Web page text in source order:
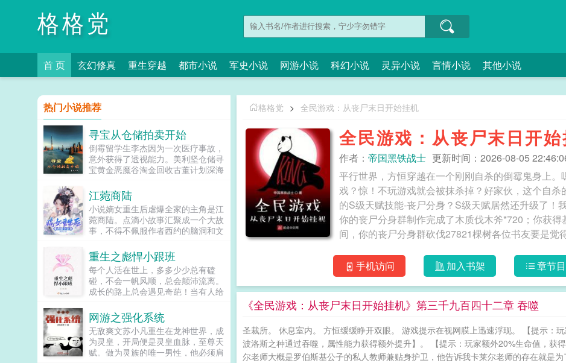
格格党
首 页 玄幻修真 重生穿越 都市小说 军史小说 网游小说 科幻小说 灵异小说 言情小说 其他小说
格格党 > 全民游戏：从丧尸末日开始挂机
全民游戏：从丧尸末日开
作者： 帝国黑铁战士 更新时间：2026-08-05
平行世界，方恒穿越在一个刚刚自杀的倒霉鬼身上
戏？惊！不玩游戏就会被抹杀掉？好家伙，这个自
的S级天赋技能-丧尸分身？S级天赋居然还升级了！
你的丧尸分身群制作完成了木质伐木斧*720；你获
间，你的丧尸分身群砍伐27821棵树各位书友要是
手机访问
加入书架 章节
《全民游戏：从丧尸末日开始挂机》第三千九百四十二章 吞噬
圣裁所。 休息室内。 方恒缓缓睁开双眼。 游戏提示在视网膜上迅速浮现。 【提示：
波洛斯之种通过吞噬，属性能力获得额外提升】。 【提示：玩家额外20%生命值，获
尔老师大概是罗伯斯基公子的私人教师兼贴身护卫，他告诉我卡莱尔老师的存在就
热门小说推荐
寻宝从仓储拍卖开始
倒霉留学生李杰因为一次医疗事故，
意外获得了透视能力。美利坚仓储寻
宝黄金恶魔谷淘金回收古董计划深海
长发家史各位书友要是觉得寻宝从仓
储拍卖开始还不错的话请不要忘记向
您QQ群和微博里的朋友推荐哦！...
江菀商陆
小说嫡女重生后虐爆全家的主角是江
菀商陆。点滴小故事汇聚成一个大故
事，不得不佩服作者西约的脑洞和文
表达的含义，主要讲述了...
重生之彪悍小跟班
每个人活在世上，多多少少总有磕
碰，不会一帆风顺，总会颠沛流离。
成长的路上总会遇见奇葩！当有人给
是忍，把你拉到墙角，撞得头破血
流，你还能忍吗？宁冰儿重生回来
了，她血洗前世耻辱，来围观她是如
何走向幸福的康庄大道吧！...
网游之强化系统
无敌爽文苏小凡重生在龙神世界，成
为灵皇，开局便是灵皇血脉，至尊天
赋。做为灵族的唯一男性，他必须肩